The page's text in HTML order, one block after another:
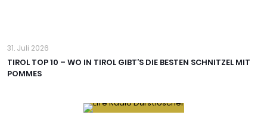
31. Juli 2026
TIROL TOP 10 – WO IN TIROL GIBT’S DIE BESTEN SCHNITZEL MIT
POMMES